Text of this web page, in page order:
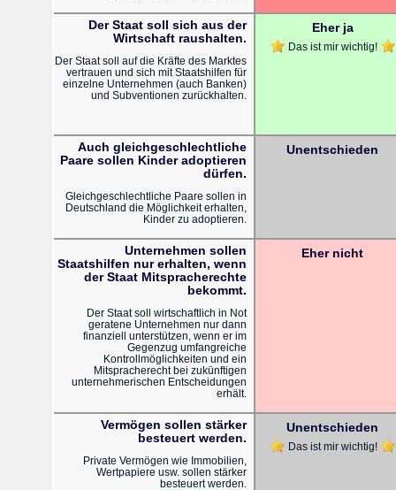
Der Staat soll sich aus der
Wirtschaft raushalten.
Der Staat soll auf die Kräfte des Marktes
vertrauen und sich mit Staatshilfen für
einzelne Unternehmen (auch Banken)
und Subventionen zurückhalten.
Eher ja
Das ist mir wichtig!
Auch gleichgeschlechtliche
Paare sollen Kinder adoptieren
dürfen.
Gleichgeschlechtliche Paare sollen in
Deutschland die Möglichkeit erhalten,
Kinder zu adoptieren.
Unentschieden
Unternehmen sollen
Staatshilfen nur erhalten, wenn
der Staat Mitspracherechte
bekommt.
Der Staat soll wirtschaftlich in Not
geratene Unternehmen nur dann
finanziell unterstützen, wenn er im
Gegenzug umfangreiche
Kontrollmöglichkeiten und ein
Mitspracherecht bei zukünftigen
unternehmerischen Entscheidungen
erhält.
Eher nicht
Vermögen sollen stärker
besteuert werden.
Private Vermögen wie Immobilien,
Wertpapiere usw. sollen stärker
besteuert werden.
Unentschieden
Das ist mir wichtig!